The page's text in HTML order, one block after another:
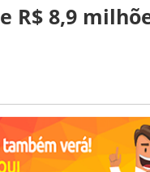
R$ 8,9